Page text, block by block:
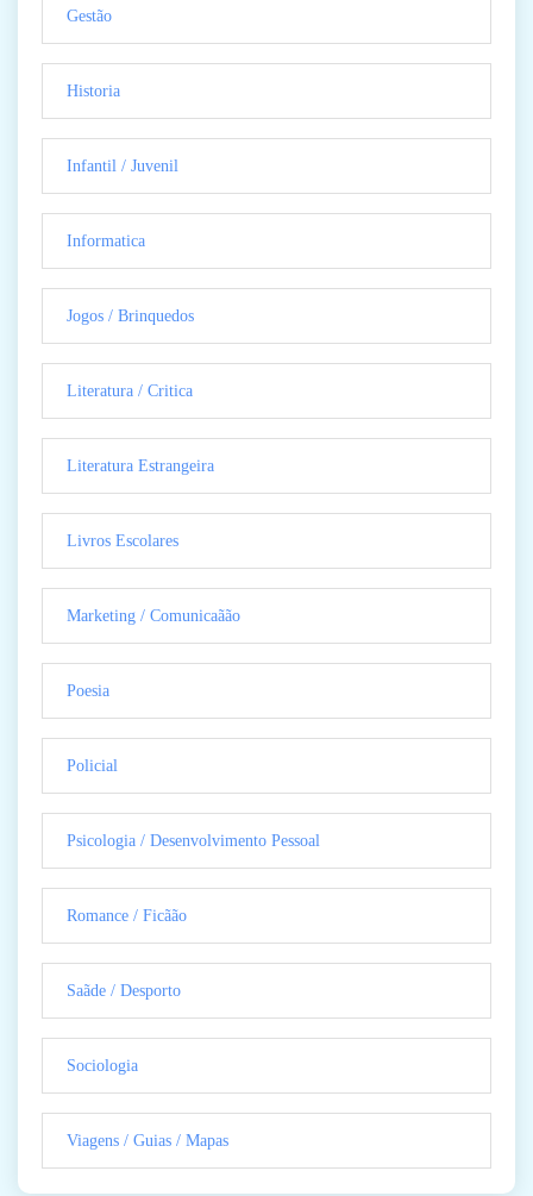
Gestão
Historia
Infantil / Juvenil
Informatica
Jogos / Brinquedos
Literatura / Critica
Literatura Estrangeira
Livros Escolares
Marketing / Comunicaãão
Poesia
Policial
Psicologia / Desenvolvimento Pessoal
Romance / Ficãão
Saãde / Desporto
Sociologia
Viagens / Guias / Mapas